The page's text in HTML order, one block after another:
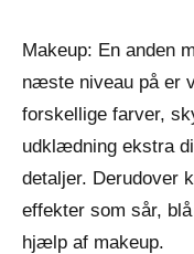
Makeup: En anden
næste niveau på er
forskellige farver,
udklædning ekstra
detaljer. Derudover
effekter som sår,
hjælp af makeup.